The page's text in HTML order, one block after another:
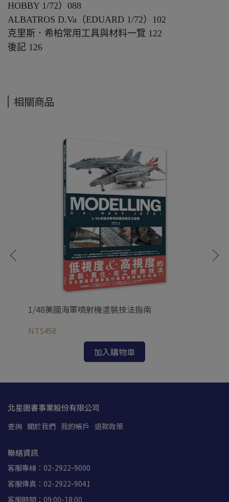
HOBBY 1/72）088
ALBATROS D.Va（EDUARD 1/72）102
克里斯．希柏常用工具與材料一覽 122
後記 126
相關商品
1/48美國海軍噴射機塗裝技法指南
NT$458
加入購物車
北星圖書事業股份有限公司
查詢 關於我們 我的帳戶 退款政策
聯絡資訊
客服專線：02-2922-9000
客服傳真：02-2922-9041
客服時間：09:00-18:00